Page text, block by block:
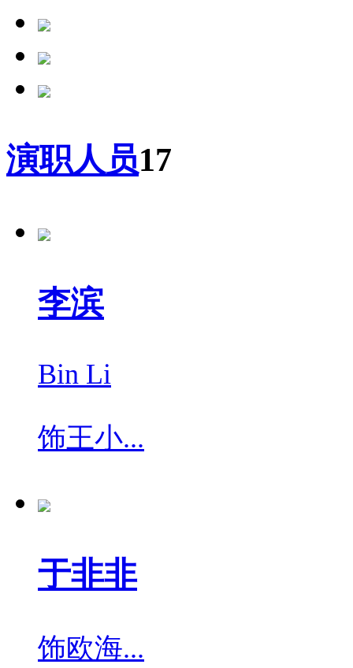
演职人员17
李滨
Bin Li
饰王小...
于非非
饰欧海...